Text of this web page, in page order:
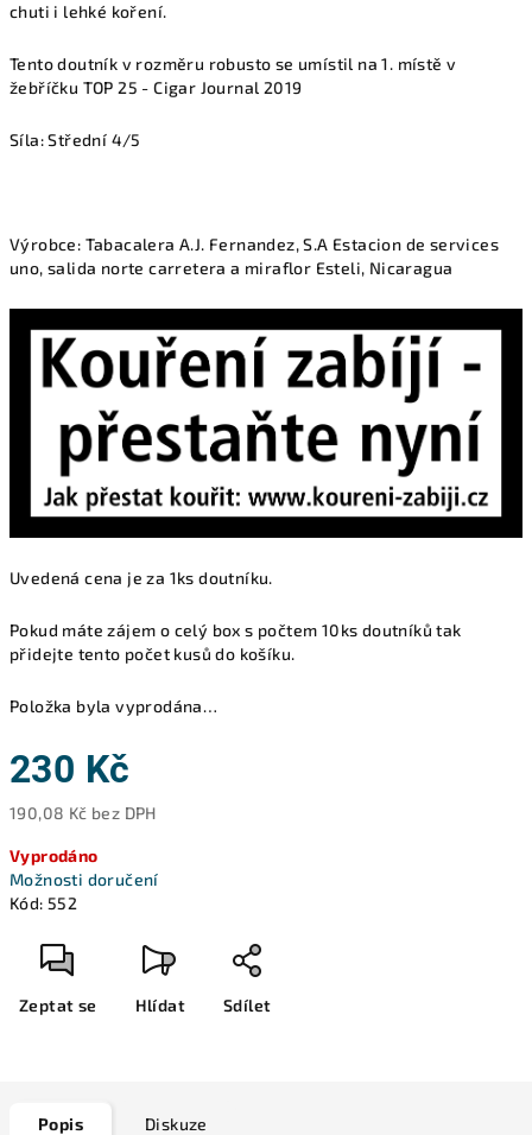
chuti i lehké koření.
Tento doutník v rozměru robusto se umístil na 1. místě v
žebříčku TOP 25 - Cigar Journal 2019
Síla: Střední 4/5
Výrobce: Tabacalera A.J. Fernandez, S.A Estacion de services
uno, salida norte carretera a miraflor Esteli, Nicaragua
Uvedená cena je za 1ks doutníku.
Pokud máte zájem o celý box s počtem 10ks doutníků tak
přidejte tento počet kusů do košíku.
Položka byla vyprodána…
230 Kč
190,08 Kč bez DPH
cena:
Vyprodáno
Možnosti doručení
Kód: 552
Zeptat se Hlídat Sdílet
Popis Diskuze